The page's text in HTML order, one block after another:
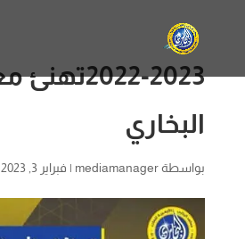
2022-
البخاري
بواسطةmediamanager
| فبراير 3, 2023